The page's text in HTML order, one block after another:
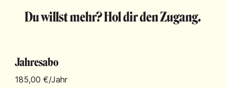
Du willst mehr? Hol dir den Zugang.
Jahresabo
185,00 €/Jahr